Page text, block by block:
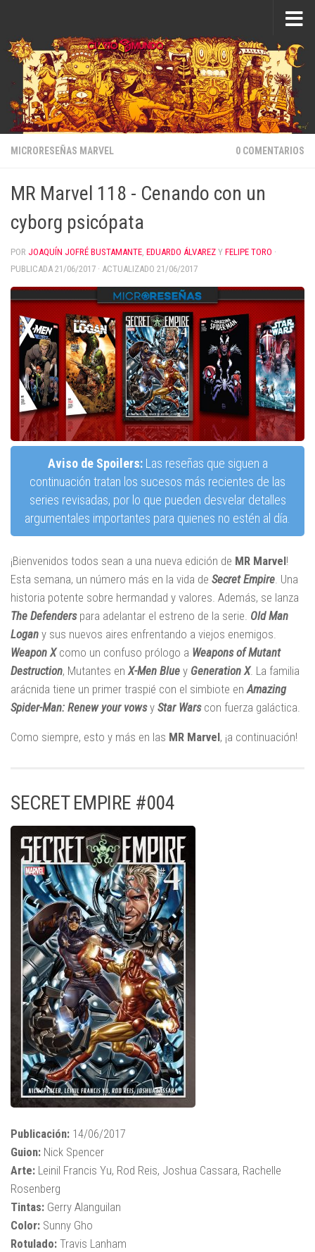
MICRORESEÑAS MARVEL 0 COMENTARIOS
MR Marvel 118 - Cenando con un
cyborg psicópata
POR JOAQUÍN JOFRÉ BUSTAMANTE, EDUARDO ÁLVAREZ Y FELIPE TORO ·
PUBLICADA 21/06/2017 · ACTUALIZADO 21/06/2017
Aviso de Spoilers:Las reseñas que siguen a
continuación tratan los sucesos más recientes de las
series revisadas, por lo que pueden desvelar detalles
argumentales importantes para quienes no estén al día.
¡Bienvenidos todos sean a una nueva edición de MR Marvel!
Esta semana, un número más en la vida de Secret Empire . Una
historia potente sobre hermandad y valores. Además, se lanza
The Defenderspara adelantar el estreno de la serie. Old Man
Logan y sus nuevos aires enfrentando a viejos enemigos.
Weapon Xcomo un confuso prólogo a Weapons of Mutant
Destruction, Mutantes en X-Men Blue y Generation X. La familia
arácnida tiene un primer traspié con el simbiote en Amazing
Spider-Man: Renew your vowsy Star Warscon fuerza galáctica.
Como siempre, esto y más en las MR Marvel, ¡a continuación!
SECRET EMPIRE #004
Publicación: 14/06/2017
Guion: Nick Spencer
Arte: Leinil Francis Yu, Rod Reis, Joshua Cassara, Rachelle
Rosenberg
Tintas: Gerry Alanguilan
Color: Sunny Gho
Rotulado: Travis Lanham